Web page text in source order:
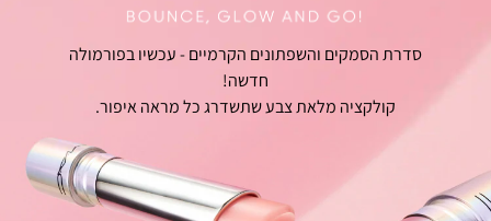
סדרת הסמקים והשפתונים הקרמיים - עכשיו בפורמולה
חדשה!
קולקציה מלאת צבע שתשדרג כל מראה איפור.